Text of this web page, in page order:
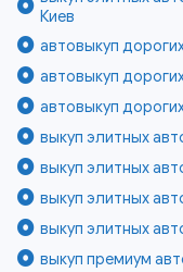
Киев
автовыкуп
автовыкуп
автовыкуп
выкуп элитных
выкуп элитных
выкуп элитных
выкуп элитных
выкуп премиум